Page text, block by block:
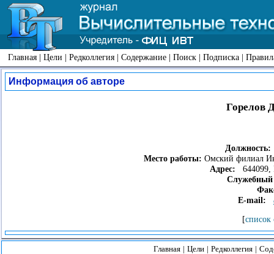
Главная | Цели | Редколлегия | Содержание | Поиск | Подписка |
Информация об авторе
Горелов
Должность:
Место работы: Омский филиал
Адрес: 644099,
Служебный
E-mail:
[список
Главная | Цели | Редколлегия |